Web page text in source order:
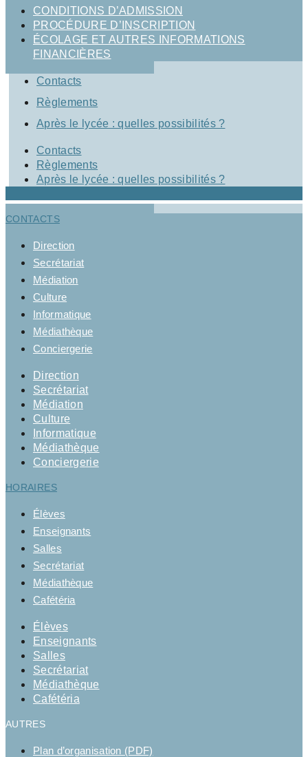
CONDITIONS D’ADMISSION
PROCÉDURE D’INSCRIPTION
ÉCOLAGE ET AUTRES INFORMATIONS
FINANCIÈRES
Contacts
Règlements
Après le lycée : quelles possibilités ?
Contacts
Règlements
Après le lycée : quelles possibilités ?
CONTACTS
Direction
Secrétariat
Médiation
Culture
Informatique
Médiathèque
Conciergerie
Direction
Secrétariat
Médiation
Culture
Informatique
Médiathèque
Conciergerie
HORAIRES
Élèves
Enseignants
Salles
Secrétariat
Médiathèque
Cafétéria
Élèves
Enseignants
Salles
Secrétariat
Médiathèque
Cafétéria
AUTRES
Plan d’organisation (PDF)